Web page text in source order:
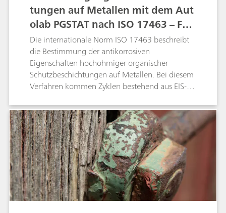
tungen auf Metallen mit dem Aut
olab PGSTAT nach ISO 17463 – Far
ben und Lacke
Die internationale Norm ISO 17463 beschreibt
die Bestimmung der antikorrosiven
Eigenschaften hochohmiger organischer
Schutzbeschichtungen auf Metallen. Bei diesem
Verfahren kommen Zyklen bestehend aus EIS-
Impedanzspektroskopie), kathodischen
Polarisationen und Potenzialrelaxation zur
Anwendung. In dieser Application Note wird
gezeigt, dass der Metrohm Autolab PGSTAT
M204 mit Flachzelle die Anforderungen der
Norm ISO 17463 erfüllt.